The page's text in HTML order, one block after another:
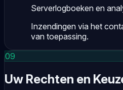
Serverlogboeken en
Inzendingen via het
van toepassing.
09
Uw Rechten en